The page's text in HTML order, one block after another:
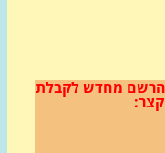
לקבלת